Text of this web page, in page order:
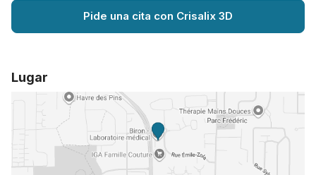
Pide una cita con Crisalix 3D
Lugar